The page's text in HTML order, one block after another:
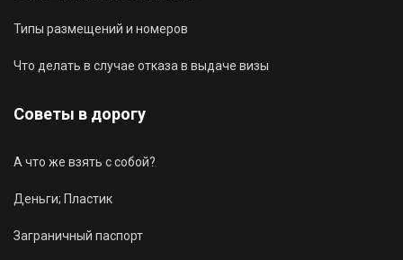
Типы размещений и номеров
Что делать в случае отказа в выдаче визы
Советы в дорогу
А что же взять с собой?
Деньги; Пластик
Заграничный паспорт